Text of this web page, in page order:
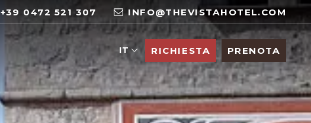
+39 0472 521 307 INFO@THEVISTAHOTEL.COM
IT RICHIESTA PRENOTA